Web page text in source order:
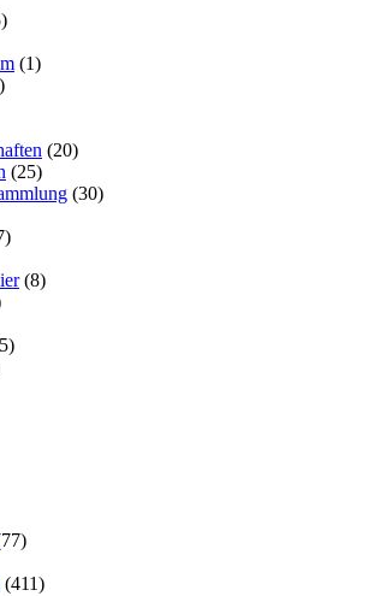
(1)
(20)
(25)
(30)
(8)
(411)